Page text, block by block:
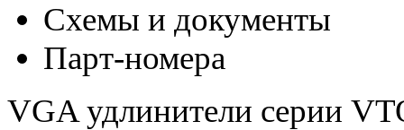
Схемы и документы
Парт-номера
VGA удлинители серии